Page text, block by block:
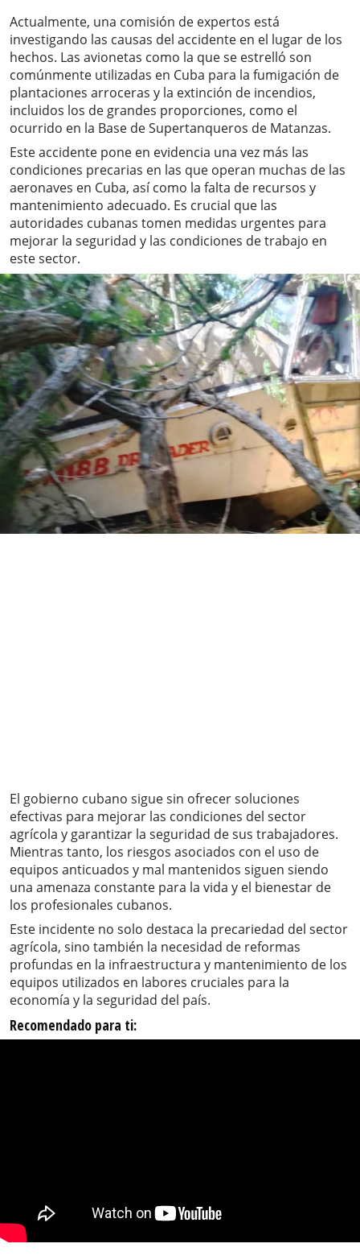
Actualmente, una comisión de expertos está
investigando las causas del accidente en el lugar de los
hechos. Las avionetas como la que se estrelló son
comúnmente utilizadas en Cuba para la fumigación de
plantaciones arroceras y la extinción de incendios,
incluidos los de grandes proporciones, como el
ocurrido en la Base de Supertanqueros de Matanzas.
Este accidente pone en evidencia una vez más las
condiciones precarias en las que operan muchas de las
aeronaves en Cuba, así como la falta de recursos y
mantenimiento adecuado. Es crucial que las
autoridades cubanas tomen medidas urgentes para
mejorar la seguridad y las condiciones de trabajo en
este sector.
El gobierno cubano sigue sin ofrecer soluciones
efectivas para mejorar las condiciones del sector
agrícola y garantizar la seguridad de sus trabajadores.
Mientras tanto, los riesgos asociados con el uso de
equipos anticuados y mal mantenidos siguen siendo
una amenaza constante para la vida y el bienestar de
los profesionales cubanos.
Este incidente no solo destaca la precariedad del sector
agrícola, sino también la necesidad de reformas
profundas en la infraestructura y mantenimiento de los
equipos utilizados en labores cruciales para la
economía y la seguridad del país.
Recomendado para ti: